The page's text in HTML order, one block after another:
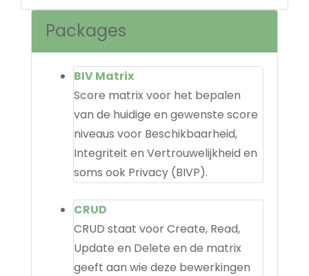
Packages
BIV Matrix
Score matrix voor het bepalen
van de huidige en gewenste score
niveaus voor Beschikbaarheid,
Integriteit en Vertrouwelijkheid en
soms ook Privacy (BIVP).
CRUD
CRUD staat voor Create, Read,
Update en Delete en de matrix
geeft aan wie deze bewerkingen